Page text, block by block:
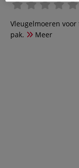
Vleugelmoeren
pak.
Meer